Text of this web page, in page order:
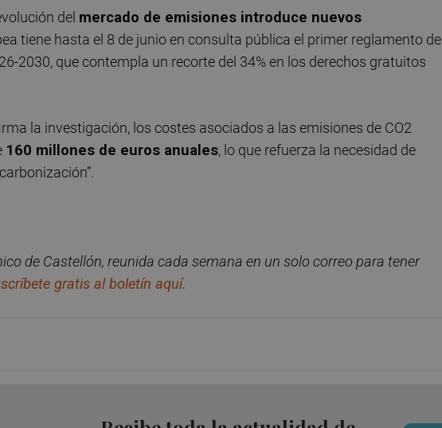
del mercado de emisiones introduce nuevos
tiene hasta el 8 de junio en consulta pública el primer reglamento de
2030, que contempla un recorte del 34% en los derechos gratuitos
la investigación, los costes asociados a las emisiones de CO2
160 millones de euros anuales, lo que refuerza la necesidad de
de Castellón, reunida cada semana en un solo correo para tener
gratis al boletín aquí.